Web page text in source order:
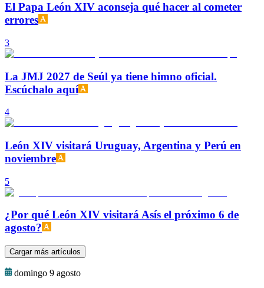
El Papa León XIV aconseja qué hacer al cometer
errores
3
La JMJ 2027 de Seúl ya tiene himno oficial.
Escúchalo aquí
4
León XIV visitará Uruguay, Argentina y Perú en
noviembre
5
¿Por qué León XIV visitará Asís el próximo 6 de
agosto?
Cargar más artículos
domingo 9 agosto